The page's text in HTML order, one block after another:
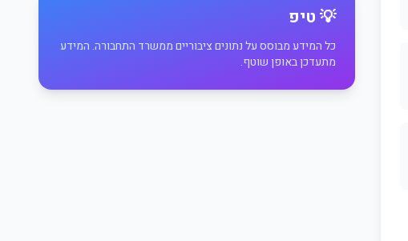
💡 טיפ
כל המידע מבוסס על נתונים ציבוריים ממשרד התחבורה. המידע
מתעדכן באופן שוטף.